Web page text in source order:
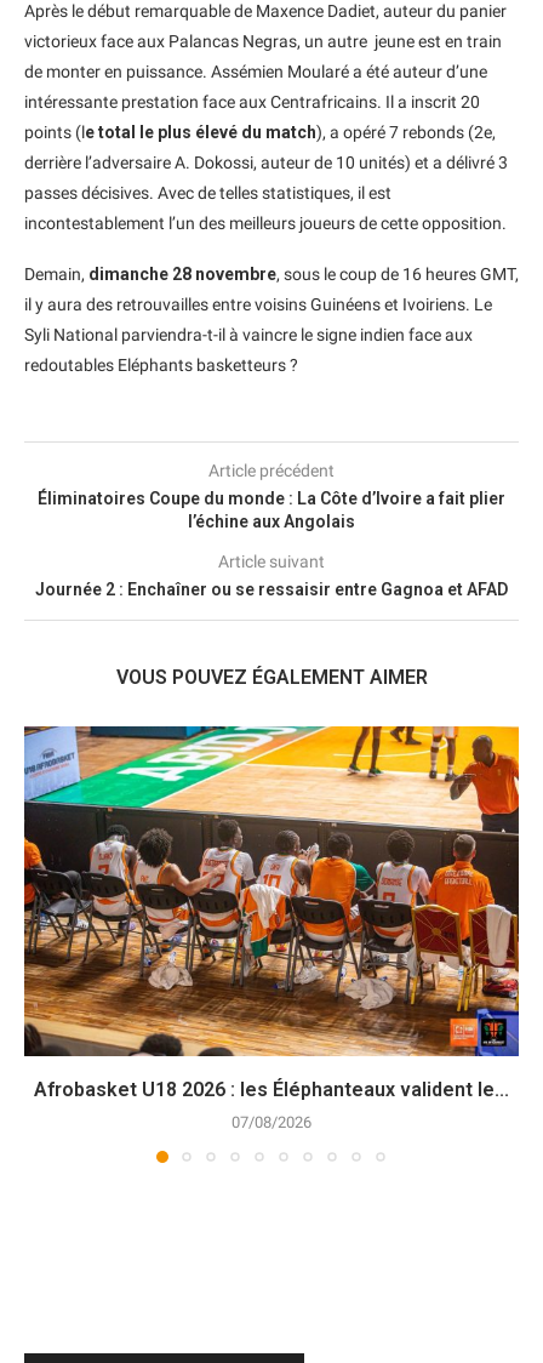
Après le début remarquable de Maxence Dadiet, auteur du panier
victorieux face aux Palancas Negras, un autre jeune est en train
de monter en puissance. Assémien Moularé a été auteur d’une
intéressante prestation face aux Centrafricains. Il a inscrit 20
points (le total le plus élevé du match), a opéré 7 rebonds (2e,
derrière l’adversaire A. Dokossi, auteur de 10 unités) et a délivré 3
passes décisives. Avec de telles statistiques, il est
incontestablement l’un des meilleurs joueurs de cette opposition.
Demain, dimanche 28 novembre, sous le coup de 16 heures GMT,
il y aura des retrouvailles entre voisins Guinéens et Ivoiriens. Le
Syli National parviendra-t-il à vaincre le signe indien face aux
redoutables Eléphants basketteurs ?
Article précédent
Éliminatoires Coupe du monde : La Côte d’Ivoire a fait plier
l’échine aux Angolais
Article suivant
Journée 2 : Enchaîner ou se ressaisir entre Gagnoa et AFAD
VOUS POUVEZ ÉGALEMENT AIMER
Afrobasket U18 2026 : les Éléphanteaux valident le...
07/08/2026